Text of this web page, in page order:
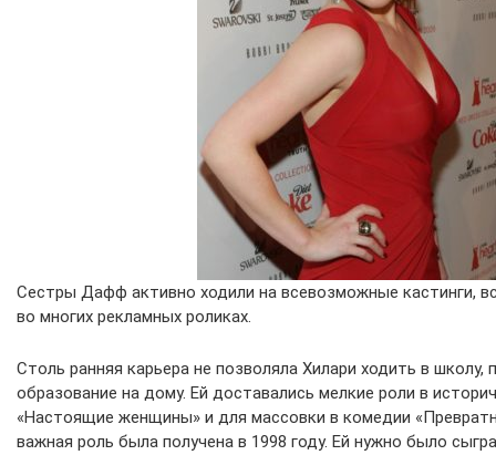
Сестры Дафф активно ходили на всевозможные кастинги,
во многих рекламных роликах.
Столь ранняя карьера не позволяла Хилари ходить в школу,
образование на дому. Ей доставались мелкие роли в
«Настоящие женщины» и для массовки в комедии
важная роль была получена в 1998 году. Ей нужно было